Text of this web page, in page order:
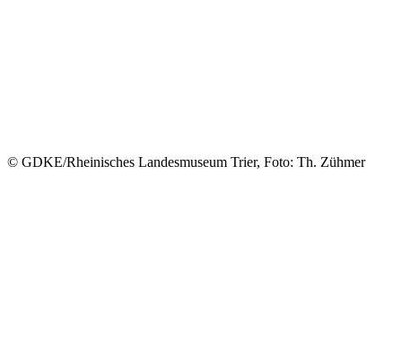
© GDKE/Rheinisches Landesmuseum Trier, Foto: Th. Zühmer